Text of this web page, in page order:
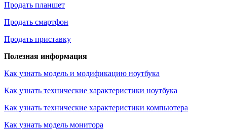
Продать планшет
Продать смартфон
Продать приставку
Полезная информация
Как узнать модель и модификацию ноутбука
Как узнать технические характеристики ноутбука
Как узнать технические характеристики компьютера
Как узнать модель монитора